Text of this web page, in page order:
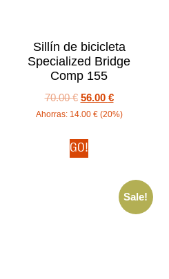
Sillín de bicicleta
Specialized Bridge
Comp 155
70.00€ 56.00 €
Ahorras: 14.00 € (20%)
GO!
Sale!